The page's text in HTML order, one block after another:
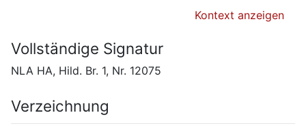
Kontext anzeigen
Vollständige Signatur
NLA HA, Hild. Br. 1, Nr. 12075
Verzeichnung